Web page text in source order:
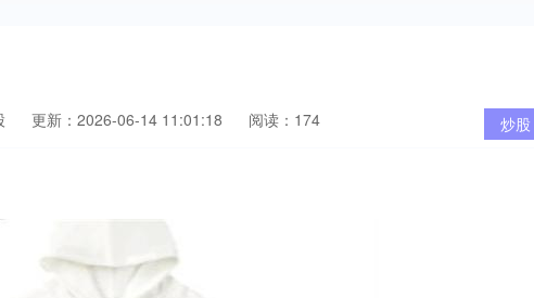
炒股
更新：2026-06-14 11:01:18 阅读：174